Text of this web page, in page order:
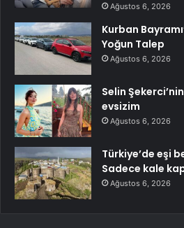
Ağustos 6, 2026
Kurban
Yoğun Talep
Ağustos 6, 2026
Selin
evsizim
Ağustos 6, 2026
Türkiye’de eşi
Sadece kale
Ağustos 6, 2026